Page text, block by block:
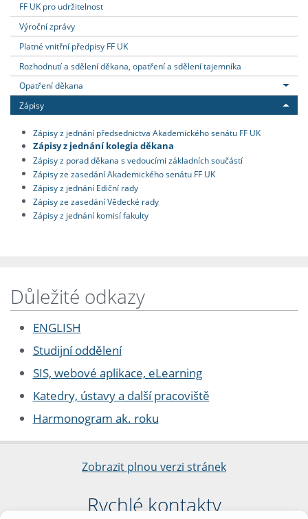
FF UK pro udržitelnost
Výroční zprávy
Platné vnitřní předpisy FF UK
Rozhodnutí a sdělení děkana, opatření a sdělení tajemníka
Opatření děkana
Zápisy
Zápisy z jednání předsednictva Akademického senátu FF UK
Zápisy z jednání kolegia děkana
Zápisy z porad děkana s vedoucími základních součástí
Zápisy ze zasedání Akademického senátu FF UK
Zápisy z jednání Ediční rady
Zápisy ze zasedání Vědecké rady
Zápisy z jednání komisí fakulty
Důležité odkazy
ENGLISH
Studijní oddělení
SIS, webové aplikace, eLearning
Katedry, ústavy a další pracoviště
Harmonogram ak. roku
Zobrazit plnou verzi stránek
Rychlé kontakty